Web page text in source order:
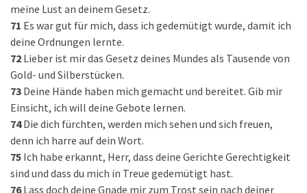
meine Lust an deinem Gesetz.
71 Es war gut für mich, dass ich gedemütigt wurde, damit ich
deine Ordnungen lernte.
72 Lieber ist mir das Gesetz deines Mundes als Tausende von
Gold- und Silberstücken.
73 Deine Hände haben mich gemacht und bereitet. Gib mir
Einsicht, ich will deine Gebote lernen.
74 Die dich fürchten, werden mich sehen und sich freuen,
denn ich harre auf dein Wort.
75 Ich habe erkannt, Herr, dass deine Gerichte Gerechtigkeit
sind und dass du mich in Treue gedemütigt hast.
76 Lass doch deine Gnade mir zum Trost sein nach deiner